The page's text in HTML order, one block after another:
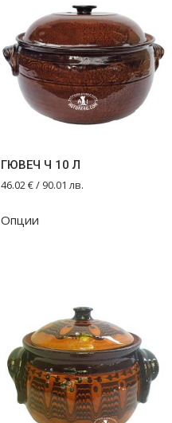
The
options
may
be
chosen
on
page
ГЮВЕЧ Ч 10 Л
46.02€/ 90.01 лв.
Опции